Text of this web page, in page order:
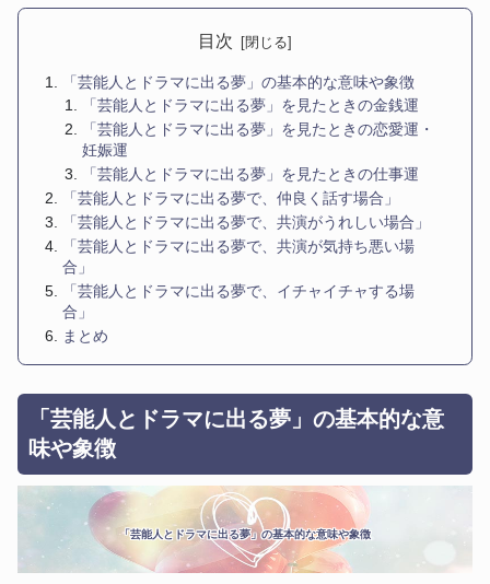
目次
「芸能人とドラマに出る夢」の基本的な意味や象徴
「芸能人とドラマに出る夢」を見たときの金銭運
「芸能人とドラマに出る夢」を見たときの恋愛運・
妊娠運
「芸能人とドラマに出る夢」を見たときの仕事運
「芸能人とドラマに出る夢で、仲良く話す場合」
「芸能人とドラマに出る夢で、共演がうれしい場合」
「芸能人とドラマに出る夢で、共演が気持ち悪い場
合」
「芸能人とドラマに出る夢で、イチャイチャする場
合」
まとめ
「芸能人とドラマに出る夢」の基本的な意
味や象徴
「芸能人とドラマに出る夢」の基本的な意味や象徴